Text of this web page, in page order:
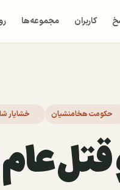
کاربران مجموعه‌ها
حکومت هخامنشیان خشایار